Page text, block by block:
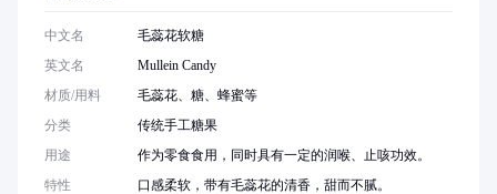
中文名
毛蕊花软糖
英文名
Mullein Candy
材质/用料
毛蕊花、糖、蜂蜜等
分类
传统手工糖果
用途
作为零食食用，同时具有一定的润喉、止咳功效。
特性
口感柔软，带有毛蕊花的清香，甜而不腻。